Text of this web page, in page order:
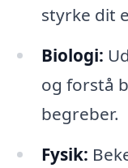
styrke dit
Biologi:
og forstå
begreber.
Fysik: